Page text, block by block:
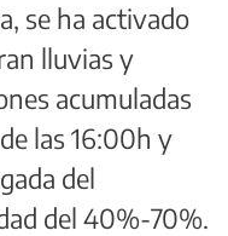
se ha activado
lluvias y
acumuladas
las 16:00h y
del
del 40%-70%.